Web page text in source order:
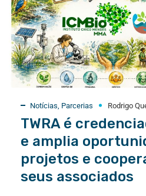
Notícias Parcerias Rodrigo
TWRA é
e amplia
projetos e
seus associados